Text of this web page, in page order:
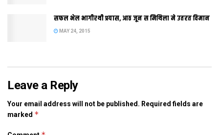
सफल भेल भागीरथी प्रयास, आठ जून स मिथिला मे उतरत विमान
MAY 24, 2015
Leave a Reply
Your email address will not be published. Required fields are
marked *